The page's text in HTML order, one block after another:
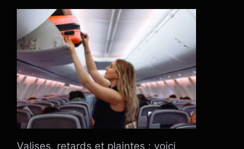
Valises, retards et plaintes : voici